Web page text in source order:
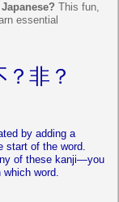
This fun,
essential
非？
by adding a
start of the word.
of these kanji—you
which word.